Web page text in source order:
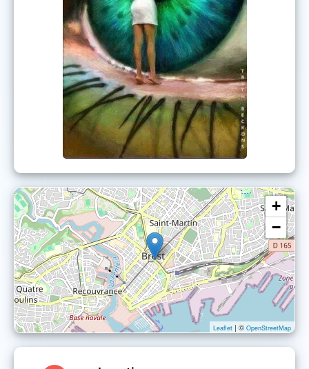
Elle s’en passionne tellement qu’elle
décide rapidement de partager cet
atout et d’organiser un cours au sein
de son école d’ostéopathie animale.
De retour en France, elle fait son
possible pour faire venir des
instructeurs du Royaume-Uni et de
Miami pour enseigner le MindScape
à Brest (des personnes de toutes la
France et même de l'étranger font le
déplacement). Cindy fait alors office
de traductrice pour faciliter le cours
en français. Aujourd’hui, Cindy est la
toute première instructrice française
de cette méthode qui est enseignée
dans plus d’une vingtaine de pays
déjà.
+
−
Leaflet | © OpenStreetMap